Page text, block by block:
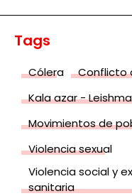
Tags
Cólera
Conflicto
Kala azar -
Movimientos de
Violencia sexual
Violencia social y
sanitaria